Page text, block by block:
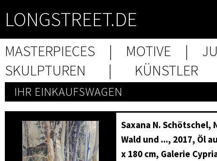
LONGSTREET.DE
MASTERPIECES | MOTIVE |
SKULPTUREN
| KÜNSTLER
IHR EINKAUFSWAGEN
Saxana N. Schötschel,
Wald und ..., 2017, Öl
x 180 cm, Galerie